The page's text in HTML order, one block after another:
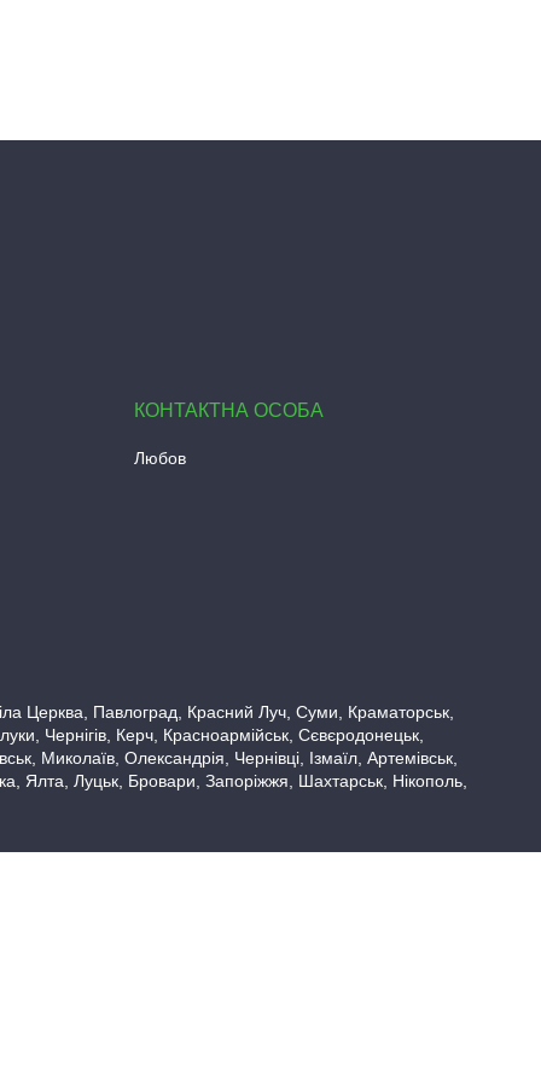
Любов
Церква, Павлоград, Красний Луч, Суми, Краматорськ,
Чернігів, Керч, Красноармійськ, Сєвєродонецьк,
Миколаїв, Олександрія, Чернівці, Ізмаїл, Артемівськ,
Ялта, Луцьк, Бровари, Запоріжжя, Шахтарськ, Нікополь,